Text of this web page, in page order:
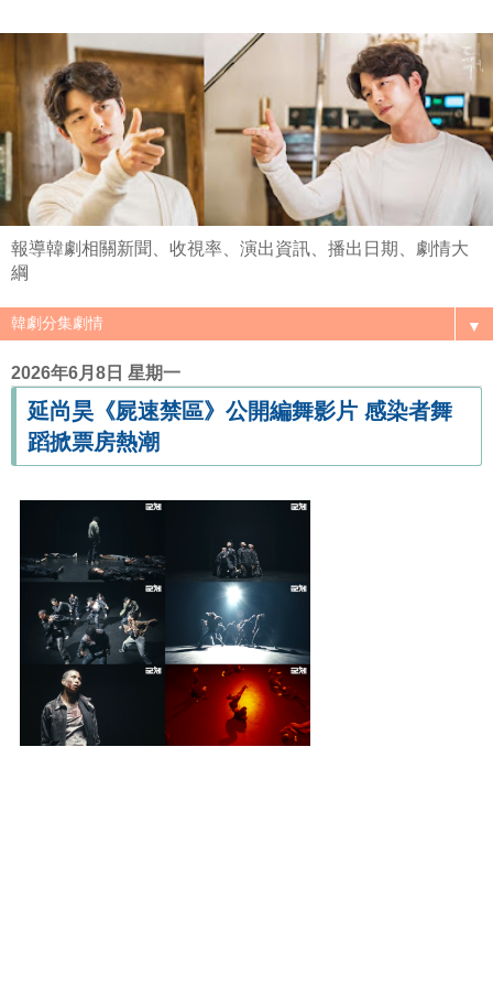
報導韓劇相關新聞、收視率、演出資訊、播出日期、劇情大
綱
▼
2026年6月8日 星期一
延尚昊《屍速禁區》公開編舞影片 感染者舞
蹈掀票房熱潮